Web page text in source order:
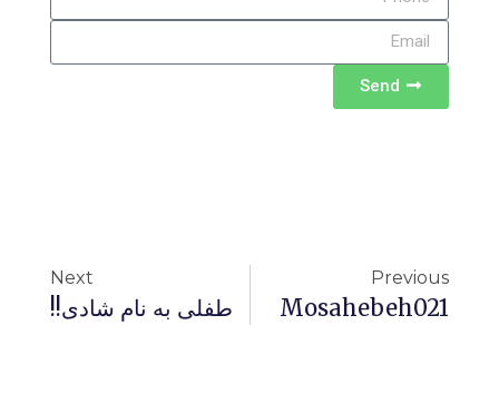
Send
Previous
Mosahebeh021
Next
طفلی به نام شادی!!